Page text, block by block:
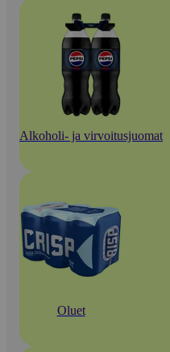
Alkoholi- ja virvoitusjuomat
Oluet